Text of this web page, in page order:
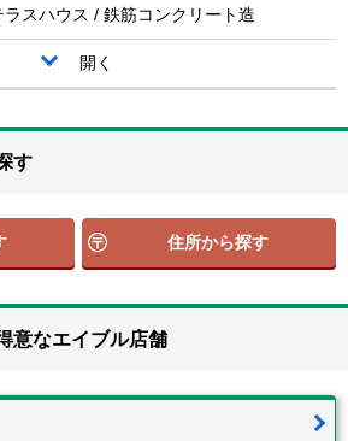
ラスハウス / 鉄筋コンクリート造
開く
す
住所から探す
意なエイブル店舗